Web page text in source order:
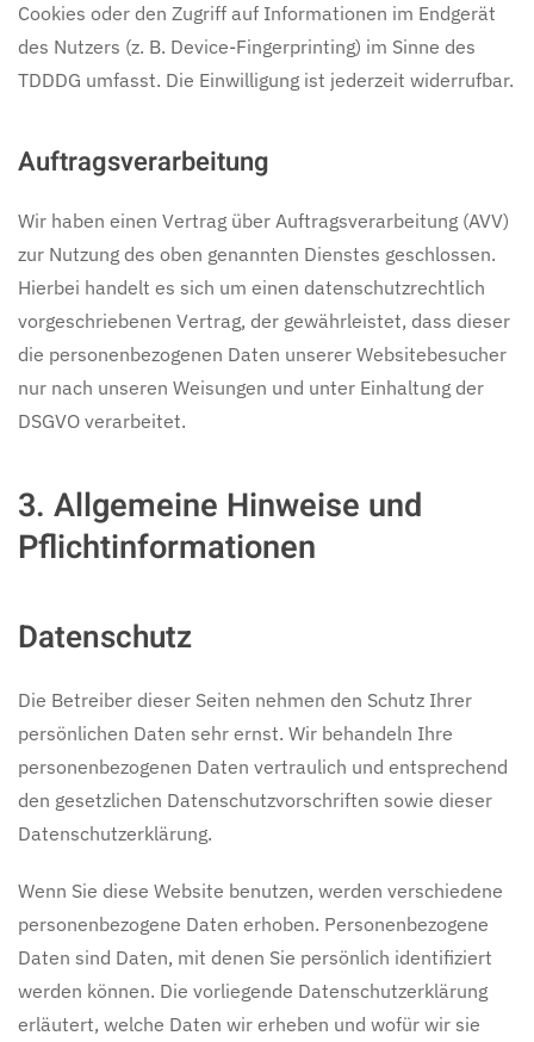
Cookies oder den Zugriff auf Informationen im Endgerät
des Nutzers (z. B. Device-Fingerprinting) im Sinne des
TDDDG umfasst. Die Einwilligung ist jederzeit widerrufbar.
Auftragsverarbeitung
Wir haben einen Vertrag über Auftragsverarbeitung (AVV)
zur Nutzung des oben genannten Dienstes geschlossen.
Hierbei handelt es sich um einen datenschutzrechtlich
vorgeschriebenen Vertrag, der gewährleistet, dass dieser
die personenbezogenen Daten unserer Websitebesucher
nur nach unseren Weisungen und unter Einhaltung der
DSGVO verarbeitet.
3. Allgemeine Hinweise und
Pflicht­informationen
Datenschutz
Die Betreiber dieser Seiten nehmen den Schutz Ihrer
persönlichen Daten sehr ernst. Wir behandeln Ihre
personenbezogenen Daten vertraulich und entsprechend
den gesetzlichen Datenschutzvorschriften sowie dieser
Datenschutzerklärung.
Wenn Sie diese Website benutzen, werden verschiedene
personenbezogene Daten erhoben. Personenbezogene
Daten sind Daten, mit denen Sie persönlich identifiziert
werden können. Die vorliegende Datenschutzerklärung
erläutert, welche Daten wir erheben und wofür wir sie